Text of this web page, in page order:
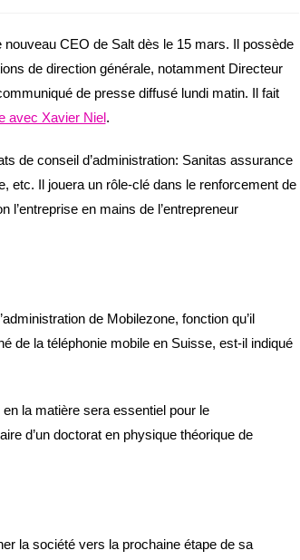
CEO de Salt dès le 15 mars. Il possède
de direction générale, notamment Directeur
de presse diffusé lundi matin. Il fait
avec Xavier Niel.
de conseil d’administration: Sanitas assurance
etc. Il jouera un rôle-clé dans le renforcement de
l’entreprise en mains de l’entrepreneur
de Mobilezone, fonction qu’il
de la téléphonie mobile en Suisse, est-il indiqué
la matière sera essentiel pour le
d’un doctorat en physique théorique de
la société vers la prochaine étape de sa